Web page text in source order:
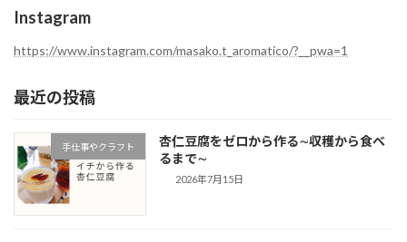
ー
カ
イ
Instagram
https://www.instagram.com/masako.t_aromatico/?__pwa=1
最近の投稿
手仕事やクラフト
杏仁豆腐をゼロから作る∼収穫から食べ
るまで∼
2026年7月15日